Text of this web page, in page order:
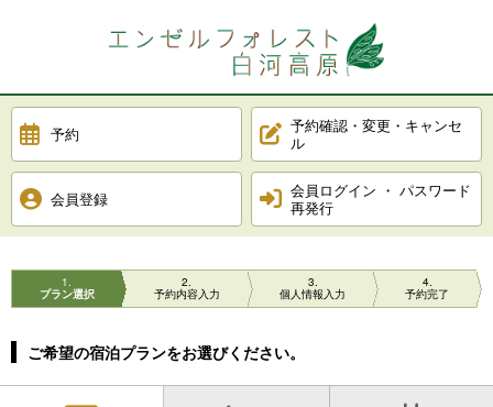
予約
予約確認・変更・キャンセ
ル
会員登録
会員ログイン ・ パスワード
再発行
1
プラン選択
2
予約内容入力
3
個人情報入力
4
予約完了
ご希望の宿泊プランをお選びください。